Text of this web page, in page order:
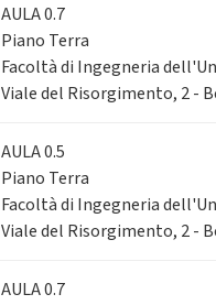
AULA 0.7
Piano Terra
Facoltà di Ingegneria
Viale del Risorgimento, 2 -
AULA 0.5
Piano Terra
Facoltà di Ingegneria
Viale del Risorgimento, 2 -
AULA 0.7